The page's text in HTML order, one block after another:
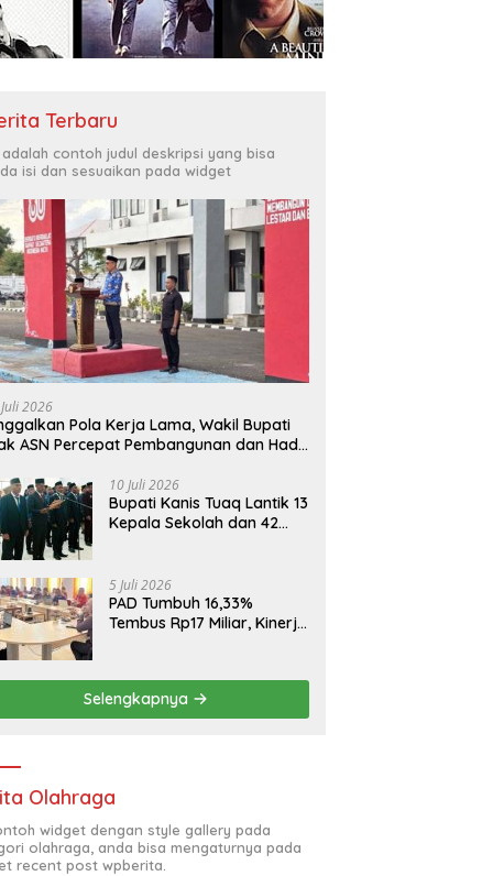
Terbaru
adalah contoh judul deskripsi yang bisa
isi dan sesuaikan pada widget
2026
Pola Kerja Lama, Wakil Bupati
ASN Percepat Pembangunan dan Hadir
10 Juli 2026
Bupati Kanis Tuaq Lantik 13
Kepala Sekolah dan 42
5 Juli 2026
PAD Tumbuh 16,33%
Tembus Rp17 Miliar, Kinerja
Selengkapnya
Olahraga
widget dengan style gallery pada
olahraga, anda bisa mengaturnya pada
recent post wpberita.